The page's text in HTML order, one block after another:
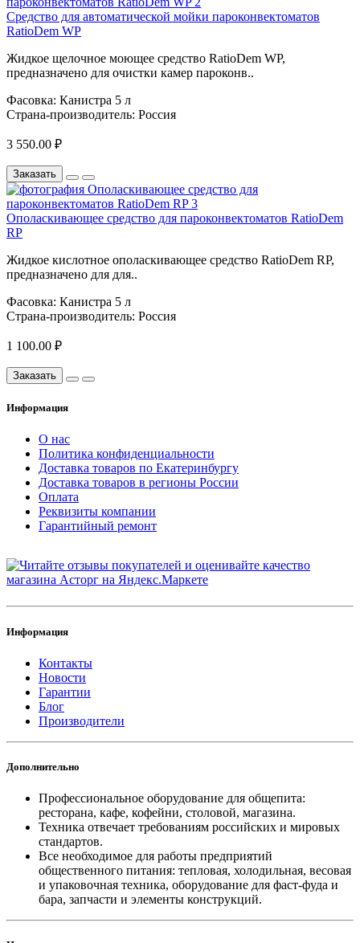
Средство для автоматической мойки пароконвектоматов
RatioDem WP
Жидкое щелочное моющее средство RatioDem WP,
предназначено для очистки камер пароконв..
Фасовка: Канистра 5 л
Страна-производитель: Россия
3 550.00 ₽
Заказать
Ополаскивающее средство для пароконвектоматов RatioDem
RP
Жидкое кислотное ополаскивающее средство RatioDem RP,
предназначено для для..
Фасовка: Канистра 5 л
Страна-производитель: Россия
1 100.00 ₽
Заказать
Информация
О нас
Политика конфиденциальности
Доставка товаров по Екатеринбургу
Доставка товаров в регионы России
Оплата
Реквизиты компании
Гарантийный ремонт
Информация
Контакты
Новости
Гарантии
Блог
Производители
Дополнительно
Профессиональное оборудование для общепита:
ресторана, кафе, кофейни, столовой, магазина.
Техника отвечает требованиям российских и мировых
стандартов.
Все необходимое для работы предприятий
общественного питания: тепловая, холодильная, весовая
и упаковочная техника, оборудование для фаст-фуда и
бара, запчасти и элементы конструкций.